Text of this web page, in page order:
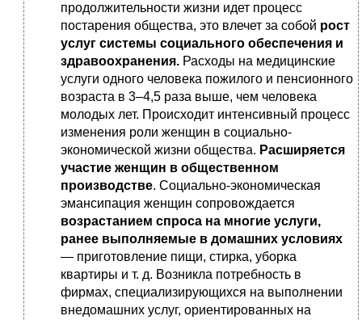
продолжительности жизни идет процесс
постарения общества, это влечет за собой рост
услуг системы социального обеспечения и
здравоохранения. Расходы на медицинские
услуги одного человека пожилого и пенсионного
возраста в 3–4,5 раза выше, чем человека
молодых лет. Происходит интенсивный процесс
изменения роли женщин в социально-
экономической жизни общества. Расширяется
участие женщин в общественном
производстве. Социально-экономическая
эмансипация женщин сопровождается
возрастанием спроса на многие услуги,
ранее выполняемые в домашних условиях
— приготовление пищи, стирка, уборка
квартиры и т. д. Возникла потребность в
фирмах, специализирующихся на выполнении
внедомашних услуг, ориентированных на